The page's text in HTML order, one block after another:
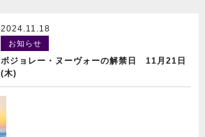
2024.11.18
お知らせ
ボジョレー・ヌーヴォーの解禁日 11月21日
(木)